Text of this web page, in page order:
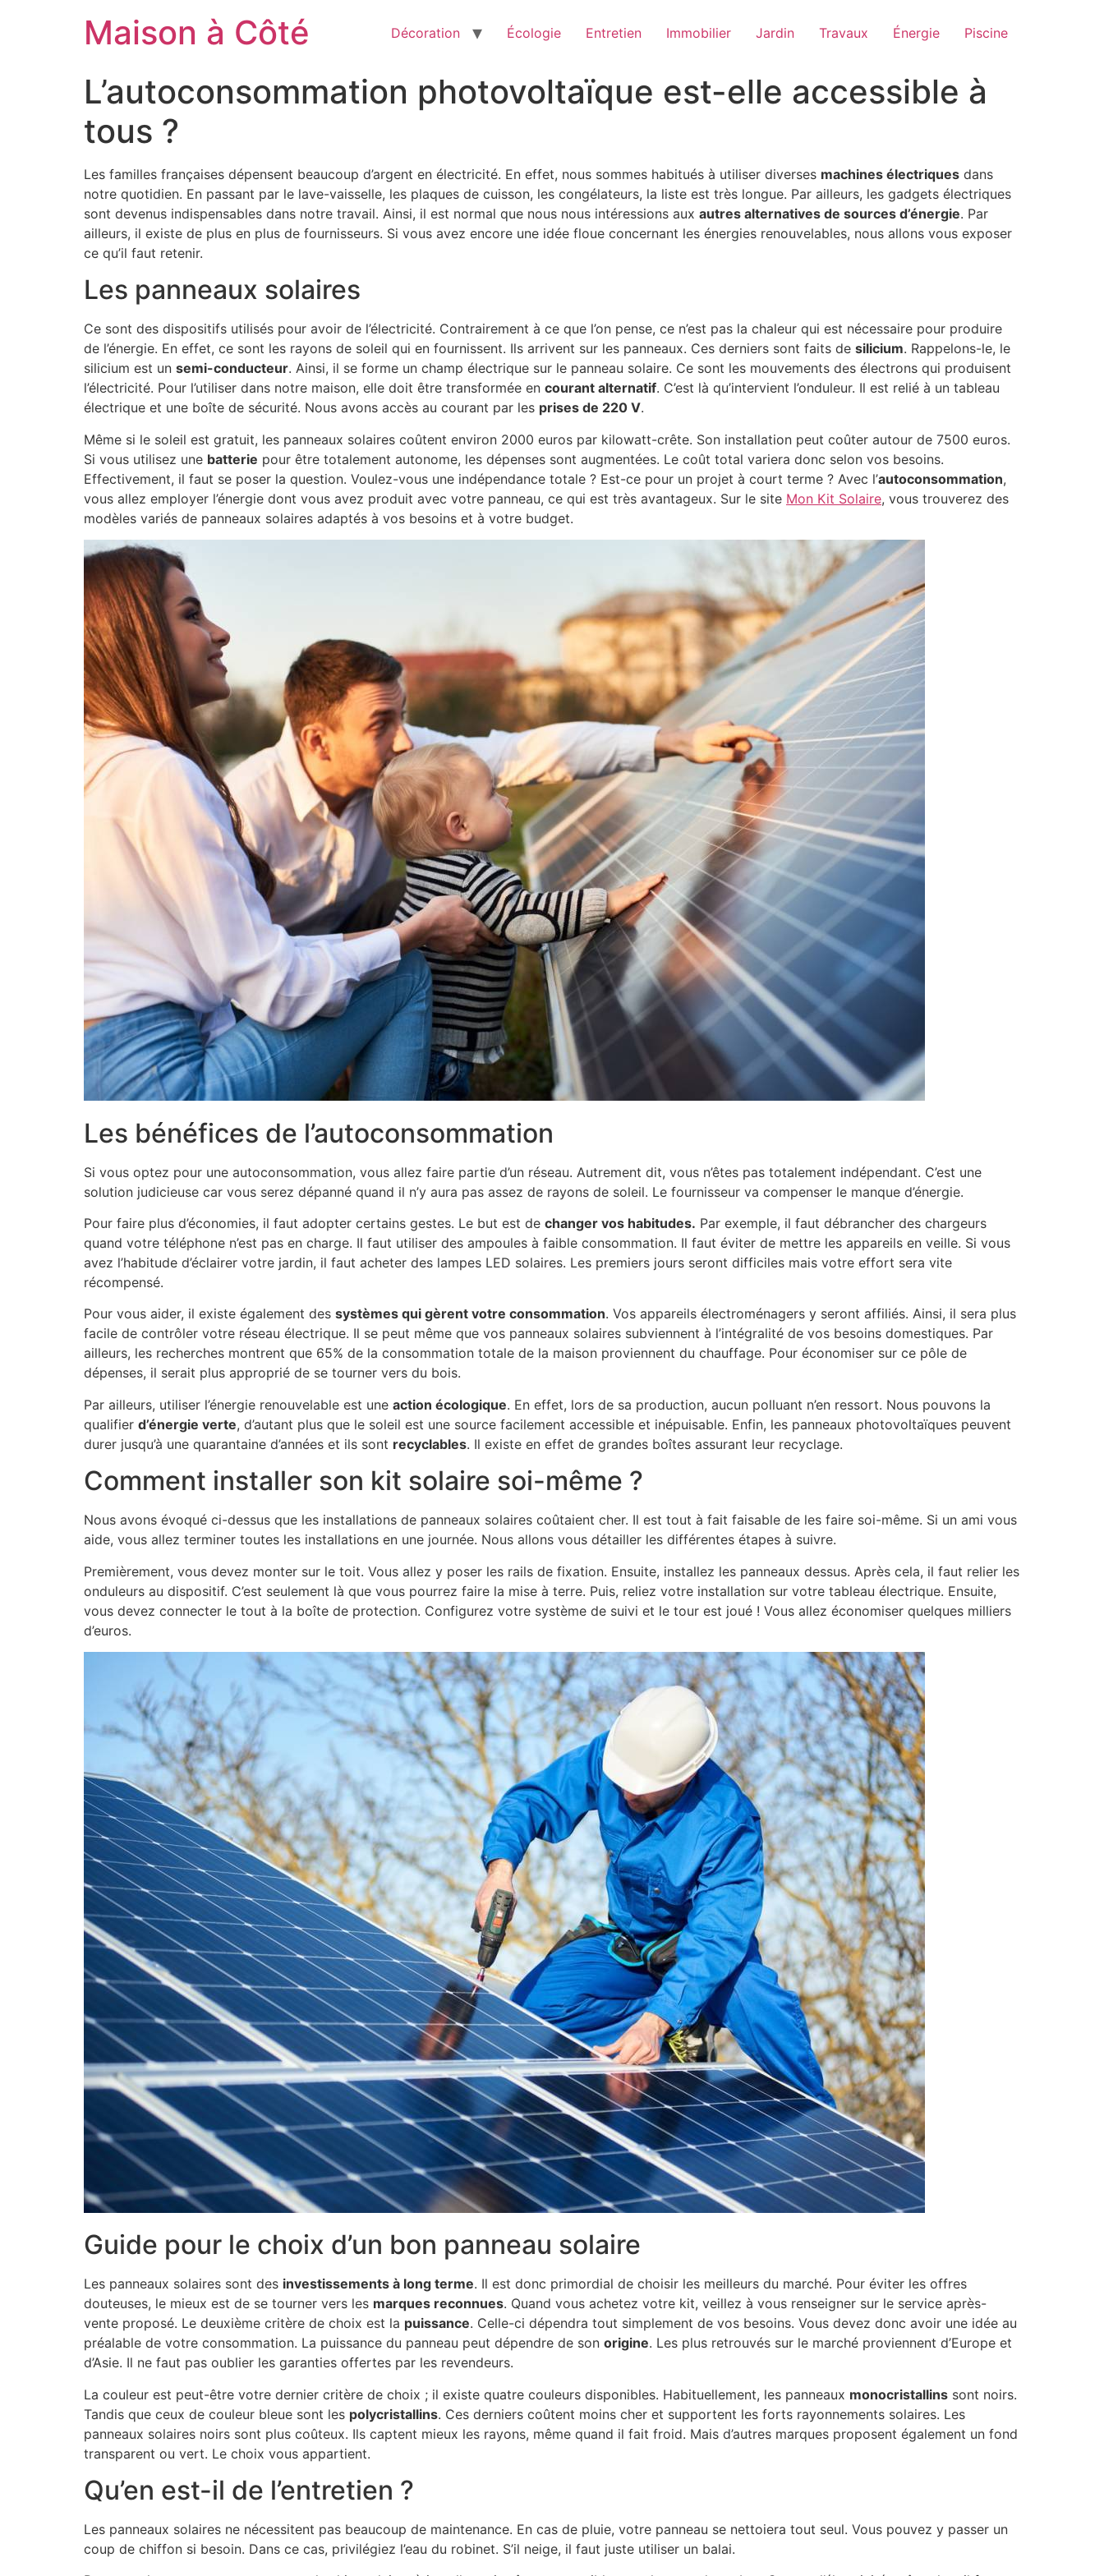
Maison à Côté Décoration Écologie Entretien Immobilier Jardin Travaux Énergie Piscine
L’autoconsommation photovoltaïque est-elle accessible à
tous ?
Les familles françaises dépensent beaucoup d’argent en électricité. En effet, nous sommes habitués à utiliser diverses machines électriques dans
notre quotidien. En passant par le lave-vaisselle, les plaques de cuisson, les congélateurs, la liste est très longue. Par ailleurs, les gadgets électriques
sont devenus indispensables dans notre travail. Ainsi, il est normal que nous nous intéressions aux autres alternatives de sources d’énergie. Par
ailleurs, il existe de plus en plus de fournisseurs. Si vous avez encore une idée floue concernant les énergies renouvelables, nous allons vous exposer
ce qu’il faut retenir.
Les panneaux solaires
Ce sont des dispositifs utilisés pour avoir de l’électricité. Contrairement à ce que l’on pense, ce n’est pas la chaleur qui est nécessaire pour produire
de l’énergie. En effet, ce sont les rayons de soleil qui en fournissent. Ils arrivent sur les panneaux. Ces derniers sont faits de silicium. Rappelons-le, le
silicium est un semi-conducteur. Ainsi, il se forme un champ électrique sur le panneau solaire. Ce sont les mouvements des électrons qui produisent
l’électricité. Pour l’utiliser dans notre maison, elle doit être transformée en courant alternatif. C’est là qu’intervient l’onduleur. Il est relié à un tableau
électrique et une boîte de sécurité. Nous avons accès au courant par les prises de 220 V.
Même si le soleil est gratuit, les panneaux solaires coûtent environ 2000 euros par kilowatt-crête. Son installation peut coûter autour de 7500 euros.
Si vous utilisez une batterie pour être totalement autonome, les dépenses sont augmentées. Le coût total variera donc selon vos besoins.
Effectivement, il faut se poser la question. Voulez-vous une indépendance totale ? Est-ce pour un projet à court terme ? Avec l’autoconsommation,
vous allez employer l’énergie dont vous avez produit avec votre panneau, ce qui est très avantageux. Sur le site Mon Kit Solaire, vous trouverez des
modèles variés de panneaux solaires adaptés à vos besoins et à votre budget.
Les bénéfices de l’autoconsommation
Si vous optez pour une autoconsommation, vous allez faire partie d’un réseau. Autrement dit, vous n’êtes pas totalement indépendant. C’est une
solution judicieuse car vous serez dépanné quand il n’y aura pas assez de rayons de soleil. Le fournisseur va compenser le manque d’énergie.
Pour faire plus d’économies, il faut adopter certains gestes. Le but est de changer vos habitudes. Par exemple, il faut débrancher des chargeurs
quand votre téléphone n’est pas en charge. Il faut utiliser des ampoules à faible consommation. Il faut éviter de mettre les appareils en veille. Si vous
avez l’habitude d’éclairer votre jardin, il faut acheter des lampes LED solaires. Les premiers jours seront difficiles mais votre effort sera vite
récompensé.
Pour vous aider, il existe également des systèmes qui gèrent votre consommation. Vos appareils électroménagers y seront affiliés. Ainsi, il sera plus
facile de contrôler votre réseau électrique. Il se peut même que vos panneaux solaires subviennent à l’intégralité de vos besoins domestiques. Par
ailleurs, les recherches montrent que 65% de la consommation totale de la maison proviennent du chauffage. Pour économiser sur ce pôle de
dépenses, il serait plus approprié de se tourner vers du bois.
Par ailleurs, utiliser l’énergie renouvelable est une action écologique. En effet, lors de sa production, aucun polluant n’en ressort. Nous pouvons la
qualifier d’énergie verte, d’autant plus que le soleil est une source facilement accessible et inépuisable. Enfin, les panneaux photovoltaïques peuvent
durer jusqu’à une quarantaine d’années et ils sont recyclables. Il existe en effet de grandes boîtes assurant leur recyclage.
Comment installer son kit solaire soi-même ?
Nous avons évoqué ci-dessus que les installations de panneaux solaires coûtaient cher. Il est tout à fait faisable de les faire soi-même. Si un ami vous
aide, vous allez terminer toutes les installations en une journée. Nous allons vous détailler les différentes étapes à suivre.
Premièrement, vous devez monter sur le toit. Vous allez y poser les rails de fixation. Ensuite, installez les panneaux dessus. Après cela, il faut relier les
onduleurs au dispositif. C’est seulement là que vous pourrez faire la mise à terre. Puis, reliez votre installation sur votre tableau électrique. Ensuite,
vous devez connecter le tout à la boîte de protection. Configurez votre système de suivi et le tour est joué ! Vous allez économiser quelques milliers
d’euros.
Guide pour le choix d’un bon panneau solaire
Les panneaux solaires sont des investissements à long terme. Il est donc primordial de choisir les meilleurs du marché. Pour éviter les offres
douteuses, le mieux est de se tourner vers les marques reconnues. Quand vous achetez votre kit, veillez à vous renseigner sur le service après-
vente proposé. Le deuxième critère de choix est la puissance. Celle-ci dépendra tout simplement de vos besoins. Vous devez donc avoir une idée au
préalable de votre consommation. La puissance du panneau peut dépendre de son origine. Les plus retrouvés sur le marché proviennent d’Europe et
d’Asie. Il ne faut pas oublier les garanties offertes par les revendeurs.
La couleur est peut-être votre dernier critère de choix ; il existe quatre couleurs disponibles. Habituellement, les panneaux monocristallins sont noirs.
Tandis que ceux de couleur bleue sont les polycristallins. Ces derniers coûtent moins cher et supportent les forts rayonnements solaires. Les
panneaux solaires noirs sont plus coûteux. Ils captent mieux les rayons, même quand il fait froid. Mais d’autres marques proposent également un fond
transparent ou vert. Le choix vous appartient.
Qu’en est-il de l’entretien ?
Les panneaux solaires ne nécessitent pas beaucoup de maintenance. En cas de pluie, votre panneau se nettoiera tout seul. Vous pouvez y passer un
coup de chiffon si besoin. Dans ce cas, privilégiez l’eau du robinet. S’il neige, il faut juste utiliser un balai.